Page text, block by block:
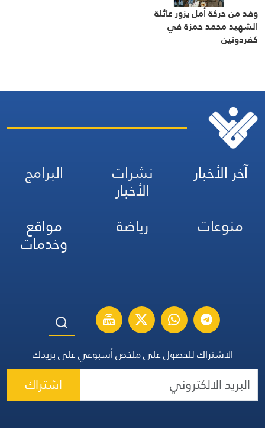
وفد من حركة أمل يزور عائلة
الشهيد محمد حمزة في
كفردونين
آخر الأخبار نشرات
الأخبار
البرامج
منوعات
رياضة مواقع
وخدمات
الاشتراك للحصول على ملخص أسبوعي على بريدك
اشتراك